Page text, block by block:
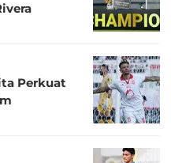
Perkuat